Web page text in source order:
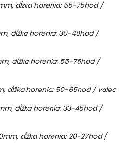
dĺžka horenia: 55-75hod /
dĺžka horenia: 30-40hod /
dĺžka horenia: 55-75hod /
dĺžka horenia: 50-65hod / valec
dĺžka horenia: 33-45hod /
dĺžka horenia: 20-27hod /